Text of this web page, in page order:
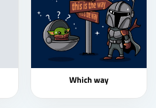
Which way